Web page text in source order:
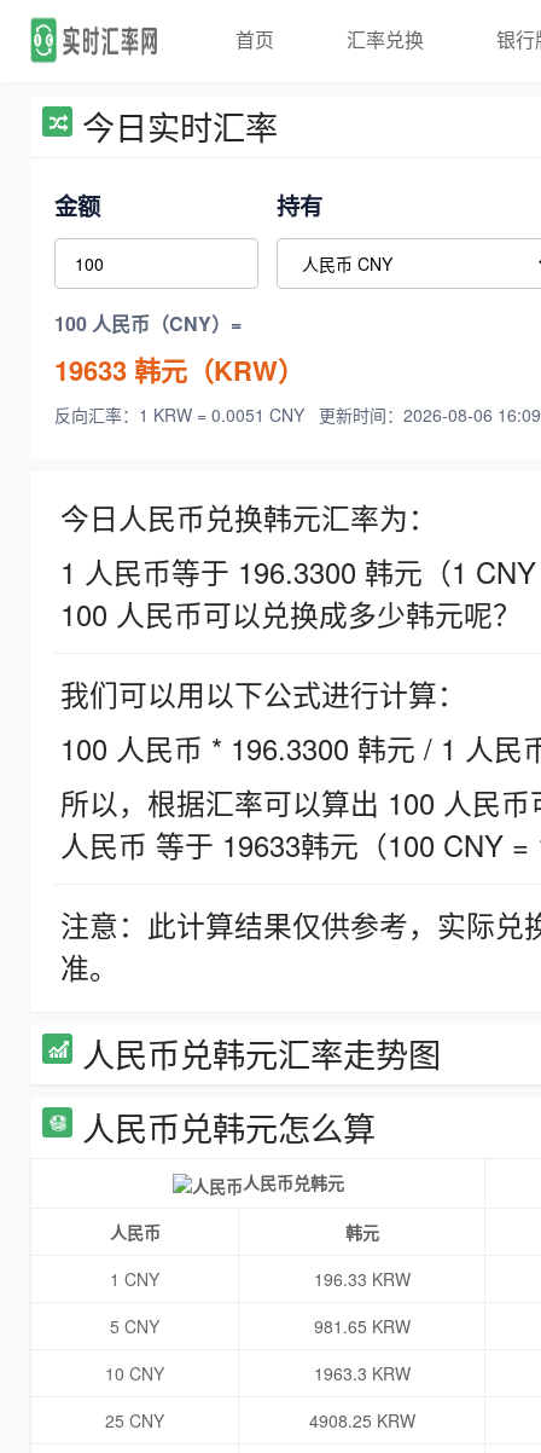
首页 汇率兑换 银行
今日实时汇率
金额 持有
100 人民币（CNY）=
19633韩元（KRW）
反向汇率：1 KRW = 0.0051 CNY 更新时间：2026-08-06
今日人民币兑换韩元汇率为：
1 人民币等于 196.3300 韩元（1
100 人民币可以兑换成多少韩元呢？
我们可以用以下公式进行计算：
100 人民币 * 196.3300 韩元 / 1 人民
所以，根据汇率可以算出 100 人民
人民币 等于 19633韩元（100 CNY =
注意：此计算结果仅供参考，实际
准。
人民币兑韩元汇率走势图
人民币兑韩元怎么算
人民币兑韩元
人民币
韩元
1 CNY
196.33 KRW
5 CNY
981.65 KRW
10 CNY
1963.3 KRW
25 CNY
4908.25 KRW